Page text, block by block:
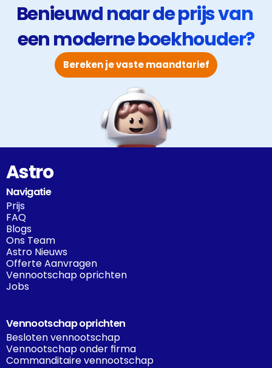
efficiënte partner die je digitaal ondersteunt vaak de
sleutel tot succes, zodat jij je kan focussen op wat
echt telt: je zaak laten groeien.
Benieuwd naar de prijs van
een moderne boekhouder?
Bereken je vaste maandtarief
Astro
Navigatie
Prijs
FAQ
Blogs
Ons Team
Astro Nieuws
Offerte Aanvragen
Vennootschap oprichten
Jobs
Vennootschap oprichten
Besloten vennootschap
Vennootschap onder firma
Commanditaire vennootschap